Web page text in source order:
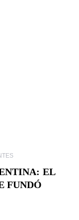
EL
FUNDÓ